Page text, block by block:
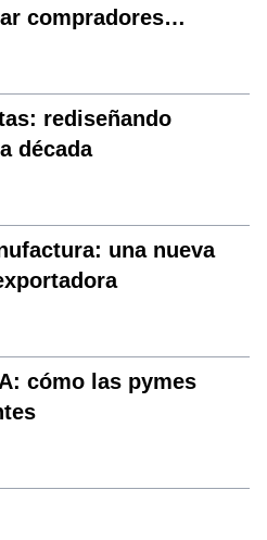
compradores
rediseñando
década
una nueva
cómo las pymes